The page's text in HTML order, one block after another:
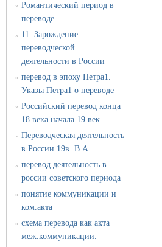
» Романтический период в
переводе
» 11. Зарождение
переводческой
деятельности в России
» перевод в эпоху Петра1.
Указы Петра1 о переводе
» Российский перевод конца
18 века начала 19 век
» Переводческая деятельность
в России 19в. В.А.
» перевод.деятельность в
россии советского периода
» понятие коммуникации и
ком.акта
» схема перевода как акта
меж.коммуникации.